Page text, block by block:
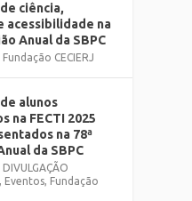
ciência,
acessibilidade na
Anual da SBPC
Fundação CECIERJ
alunos
na FECTI 2025
na 78ª
da SBPC
DIVULGAÇÃO
, Eventos, Fundação